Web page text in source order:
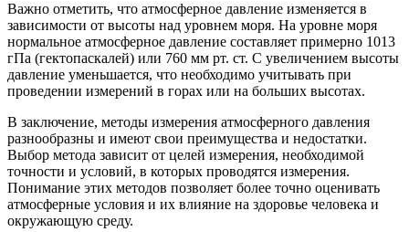
Важно отметить, что атмосферное давление изменяется в
зависимости от высоты над уровнем моря. На уровне моря
нормальное атмосферное давление составляет примерно 1013
гПа (гектопаскалей) или 760 мм рт. ст. С увеличением высоты
давление уменьшается, что необходимо учитывать при
проведении измерений в горах или на больших высотах.
В заключение, методы измерения атмосферного давления
разнообразны и имеют свои преимущества и недостатки.
Выбор метода зависит от целей измерения, необходимой
точности и условий, в которых проводятся измерения.
Понимание этих методов позволяет более точно оценивать
атмосферные условия и их влияние на здоровье человека и
окружающую среду.